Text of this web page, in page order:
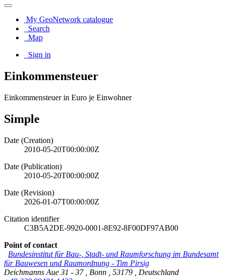
My GeoNetwork catalogue
Search
Map
Sign in
Einkommensteuer
Einkommensteuer in Euro je Einwohner
Simple
Date (Creation)
2010-05-20T00:00:00Z
Date (Publication)
2010-05-20T00:00:00Z
Date (Revision)
2026-01-07T00:00:00Z
Citation identifier
C3B5A2DE-9920-0001-8E92-8F00DF97AB00
Point of contact
Bundesinstitut für Bau-, Stadt- und Raumforschung im Bundesamt
für Bauwesen und Raumordnung - Tim Pirsig
Deichmanns Aue 31 - 37
Bonn 53179
Deutschland